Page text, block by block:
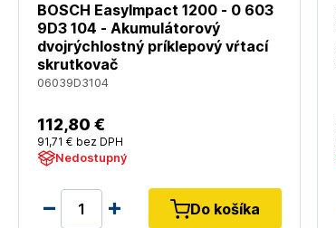
BOSCH EasyImpact 1200 - 0 603
9D3 104 - Akumulátorový
dvojrýchlostný príklepový vŕtací
skrutkovač
06039D3104
112,80 €
91,71 € bez DPH
Nedostupný
Do košíka